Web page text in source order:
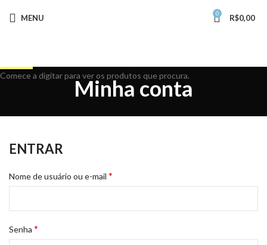
MENU 0 R$0,00
Minha conta
ENTRAR
Nome de usuário ou e-mail *
Senha *
Comece a digitar para ver os produtos que procura.